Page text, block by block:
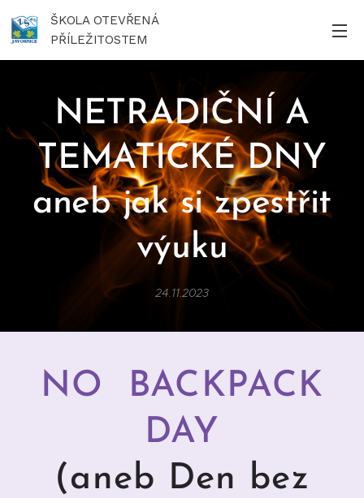
ŠKOLA OTEVŘENÁ
PŘÍLEŽITOSTEM
NETRADIČNÍ A
TEMATICKÉ DNY
aneb jak si zpestřit
výuku
24.11.2023
NO BACKPACK
DAY
(aneb Den bez